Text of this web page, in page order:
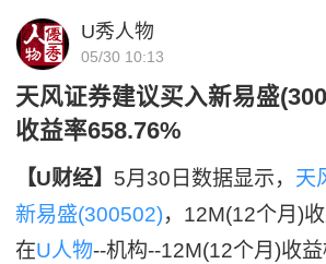
U秀人物
05/30 10:13
天风证券建议买入新易盛
收益率658.76%
【U财经】 5月30日数据显示， 天
新易盛(300502)，12M(12个月)
在U人物--机构--12M(12个月)收益